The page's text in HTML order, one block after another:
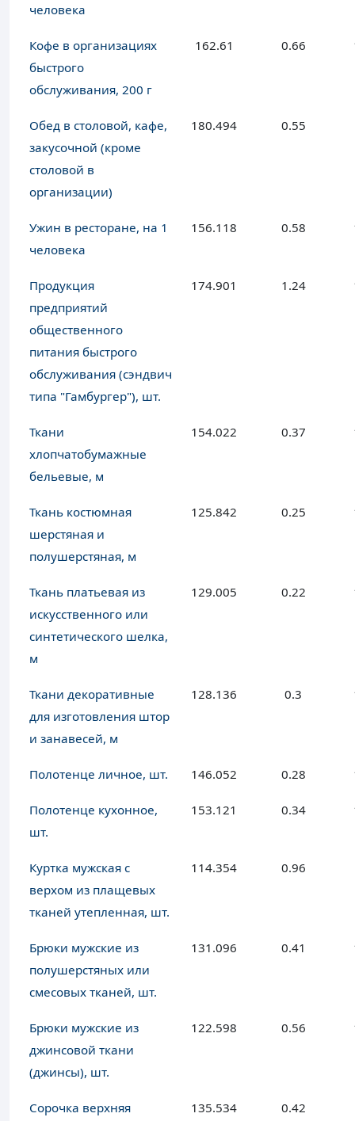
человека
Кофе в организациях
быстрого
обслуживания, 200 г
162.61 0.66
Обед в столовой, кафе,
закусочной (кроме
столовой в
организации)
180.494 0.55
Ужин в ресторане, на 1
человека
156.118 0.58
Продукция
предприятий
общественного
питания быстрого
обслуживания (сэндвич
типа "Гамбургер"), шт.
174.901 1.24
Ткани
хлопчатобумажные
бельевые, м
154.022 0.37
Ткань костюмная
шерстяная и
полушерстяная, м
125.842 0.25
Ткань платьевая из
искусственного или
синтетического шелка,
м
129.005 0.22
Ткани декоративные
для изготовления штор
и занавесей, м
128.136 0.3
Полотенце личное, шт. 146.052 0.28
Полотенце кухонное,
шт.
153.121 0.34
Куртка мужская с
верхом из плащевых
тканей утепленная, шт.
114.354 0.96
Брюки мужские из
полушерстяных или
смесовых тканей, шт.
131.096 0.41
Брюки мужские из
джинсовой ткани
(джинсы), шт.
122.598 0.56
Сорочка верхняя
135.534 0.42